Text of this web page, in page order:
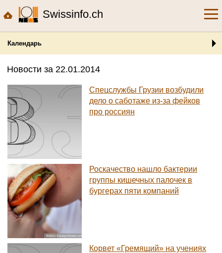
Swissinfo.ch
Календарь
Новости за 22.01.2014
Спецслужбы Грузии возбудили
дело о саботаже из-за фейков
про россиян
Роскачество нашло бактерии
группы кишечных палочек в
бургерах пяти компаний
Корвет «Гремящий» на учениях